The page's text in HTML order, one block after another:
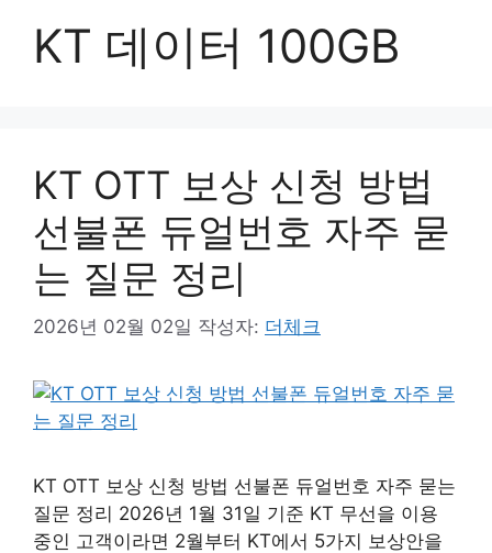
KT 데이터 100GB
KT OTT 보상 신청 방법
선불폰 듀얼번호 자주 묻
는 질문 정리
2026년 02월 02일 작성자: 더체크
KT OTT 보상 신청 방법 선불폰 듀얼번호 자주 묻는
질문 정리 2026년 1월 31일 기준 KT 무선을 이용
중인 고객이라면 2월부터 KT에서 5가지 보상안을